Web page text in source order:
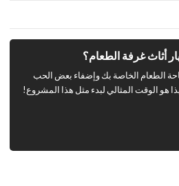
أثاث غرفة الطعام؟
الطعام الخاصة بك وإضفاء بعض الحب
هو الوقت المثالي لبدء مثل هذا المشروع!